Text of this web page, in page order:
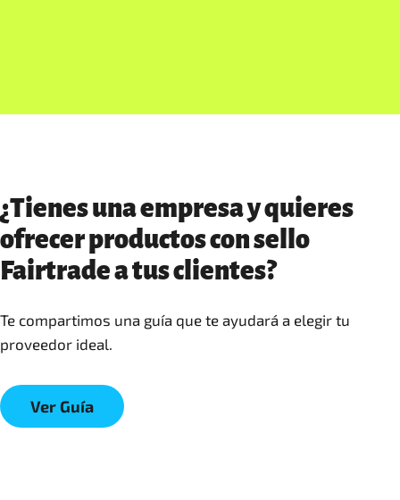
¿Tienes una empresa y quieres
ofrecer productos con sello
Fairtrade a tus clientes?
Te compartimos una guía que te ayudará a elegir tu
proveedor ideal.
Ver Guía